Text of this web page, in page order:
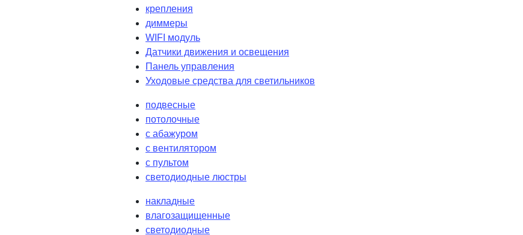
крепления
диммеры
WIFI модуль
Датчики движения и освещения
Панель управления
Уходовые средства для светильников
подвесные
потолочные
с абажуром
с вентилятором
с пультом
светодиодные люстры
накладные
влагозащищенные
светодиодные